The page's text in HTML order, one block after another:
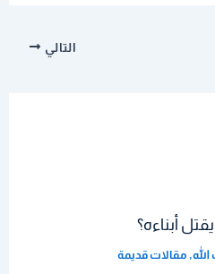
التالي
أبناءه؟
, مقالات قديمة